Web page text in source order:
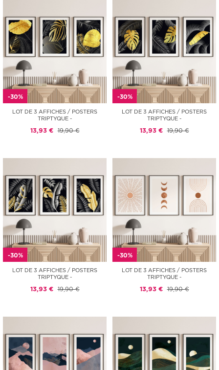
-30%
LOT DE 3 AFFICHES / POSTERS
TRIPTYQUE -
13,93 € 19,90 €
-30%
LOT DE 3 AFFICHES / POSTERS
TRIPTYQUE -
13,93 € 19,90 €
-30%
LOT DE 3 AFFICHES / POSTERS
TRIPTYQUE -
13,93 € 19,90 €
-30%
LOT DE 3 AFFICHES / POSTERS
TRIPTYQUE -
13,93 € 19,90 €